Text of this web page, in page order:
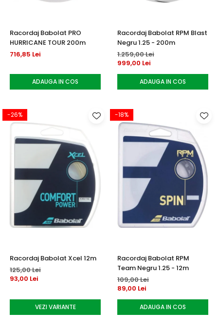
Racordaj Babolat PRO
HURRICANE TOUR 200m
716,85 Lei
ADAUGA IN COS
Racordaj Babolat RPM Blast
Negru 1.25 - 200m
1.259,00 Lei
999,00 Lei
ADAUGA IN COS
-26%
Racordaj Babolat Xcel 12m
125,00 Lei
93,00 Lei
VEZI VARIANTE
-18%
Racordaj Babolat RPM
Team Negru 1.25 - 12m
109,00 Lei
89,00 Lei
ADAUGA IN COS